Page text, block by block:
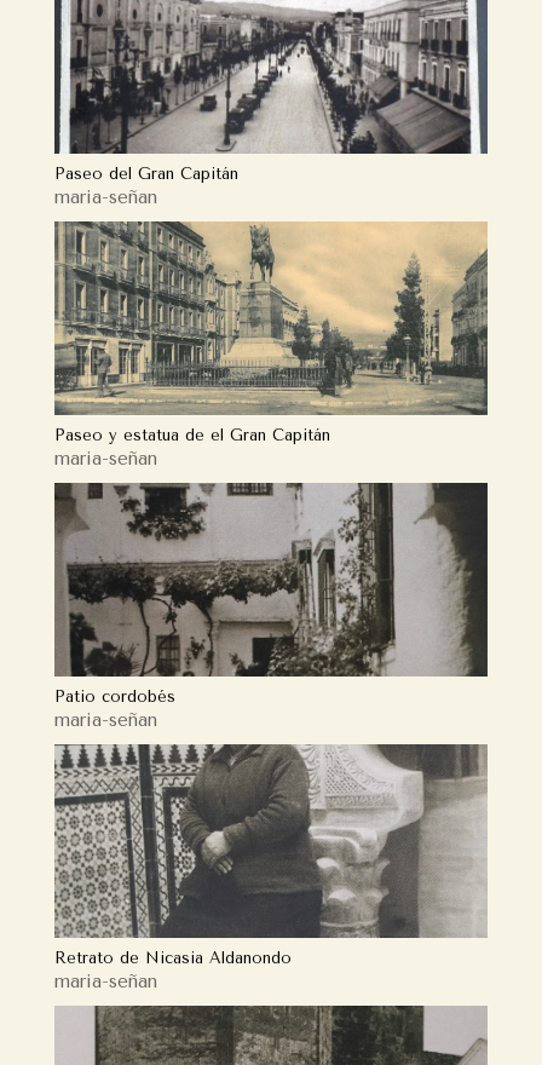
Paseo del Gran Capitán
maria-señan
Paseo y estatua de el Gran Capitán
maria-señan
Patio cordobés
maria-señan
Retrato de Nicasia Aldanondo
maria-señan